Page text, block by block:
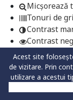
Micșorează
Tonuri de gri
Contrast
Contrast
Fundal
Legături
Font lizibil
Acest site
de vizitare. Prin
utilizare a acestui